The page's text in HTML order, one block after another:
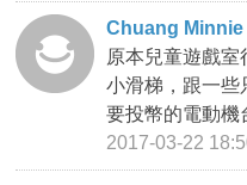
Chuang
原本兒童遊戲
小滑梯，跟一些
要投幣的電動
2017-03-22